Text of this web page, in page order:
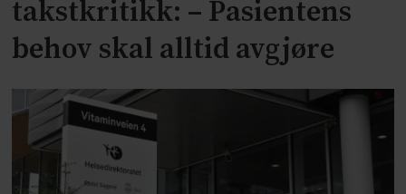
takstkritikk: – Pasientens
behov skal alltid avgjøre